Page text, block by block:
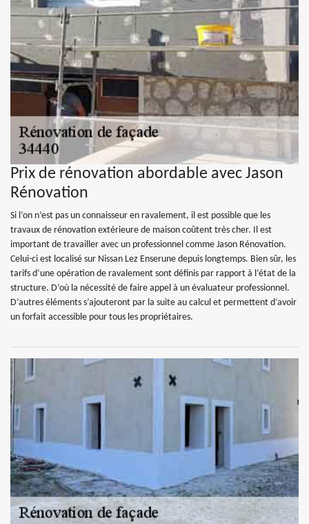
Prix de rénovation abordable avec Jason
Rénovation
Si l’on n’est pas un connaisseur en ravalement, il est possible que les
travaux de rénovation extérieure de maison coûtent très cher. Il est
important de travailler avec un professionnel comme Jason Rénovation.
Celui-ci est localisé sur Nissan Lez Enserune depuis longtemps. Bien sûr, les
tarifs d’une opération de ravalement sont définis par rapport à l’état de la
structure. D’où la nécessité de faire appel à un évaluateur professionnel.
D’autres éléments s’ajouteront par la suite au calcul et permettent d’avoir
un forfait accessible pour tous les propriétaires.